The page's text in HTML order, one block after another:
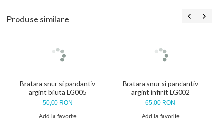
Produse similare
Bratara snur si pandantiv
argint biluta LG005
50,00 RON
Add la favorite
Bratara snur si pandantiv
argint infinit LG002
65,00 RON
Add la favorite